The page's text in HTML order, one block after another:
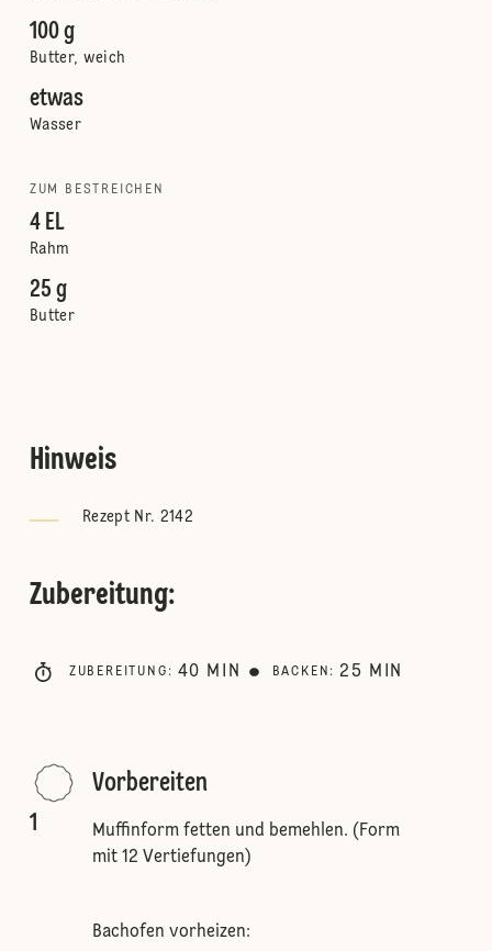
100 g
Butter, weich
etwas
Wasser
ZUM BESTREICHEN
4 EL
Rahm
25 g
Butter
Hinweis
Rezept Nr. 2142
Zubereitung:
ZUBEREITUNG : 40 MIN BACKEN : 25 MIN
1
Vorbereiten
Muffinform fetten und bemehlen. (Form
mit 12 Vertiefungen)
Bachofen vorheizen: